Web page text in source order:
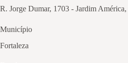
R. Jorge Dumar, 1703 - Jardim
Município
Fortaleza